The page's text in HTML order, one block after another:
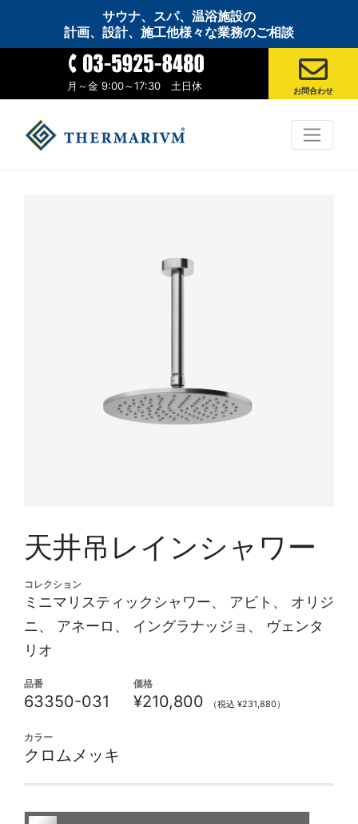
サウナ、スパ、温浴施設の
計画、設計、施工他様々な業務のご相談
月～金 9:00～17:30 土日休 お問合わせ
天井吊レインシャワー
コレクション
ミニマリスティックシャワー、 アビト、 オリジ
ニ、 アネーロ、 イングラナッジョ、 ヴェンタ
リオ
品番
63350-031
価格
¥210,800 （税込 ¥231,880）
カラー
クロムメッキ